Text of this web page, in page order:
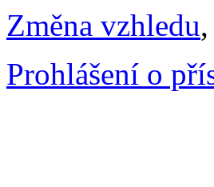
Změna vzhledu,
Prohlášení o